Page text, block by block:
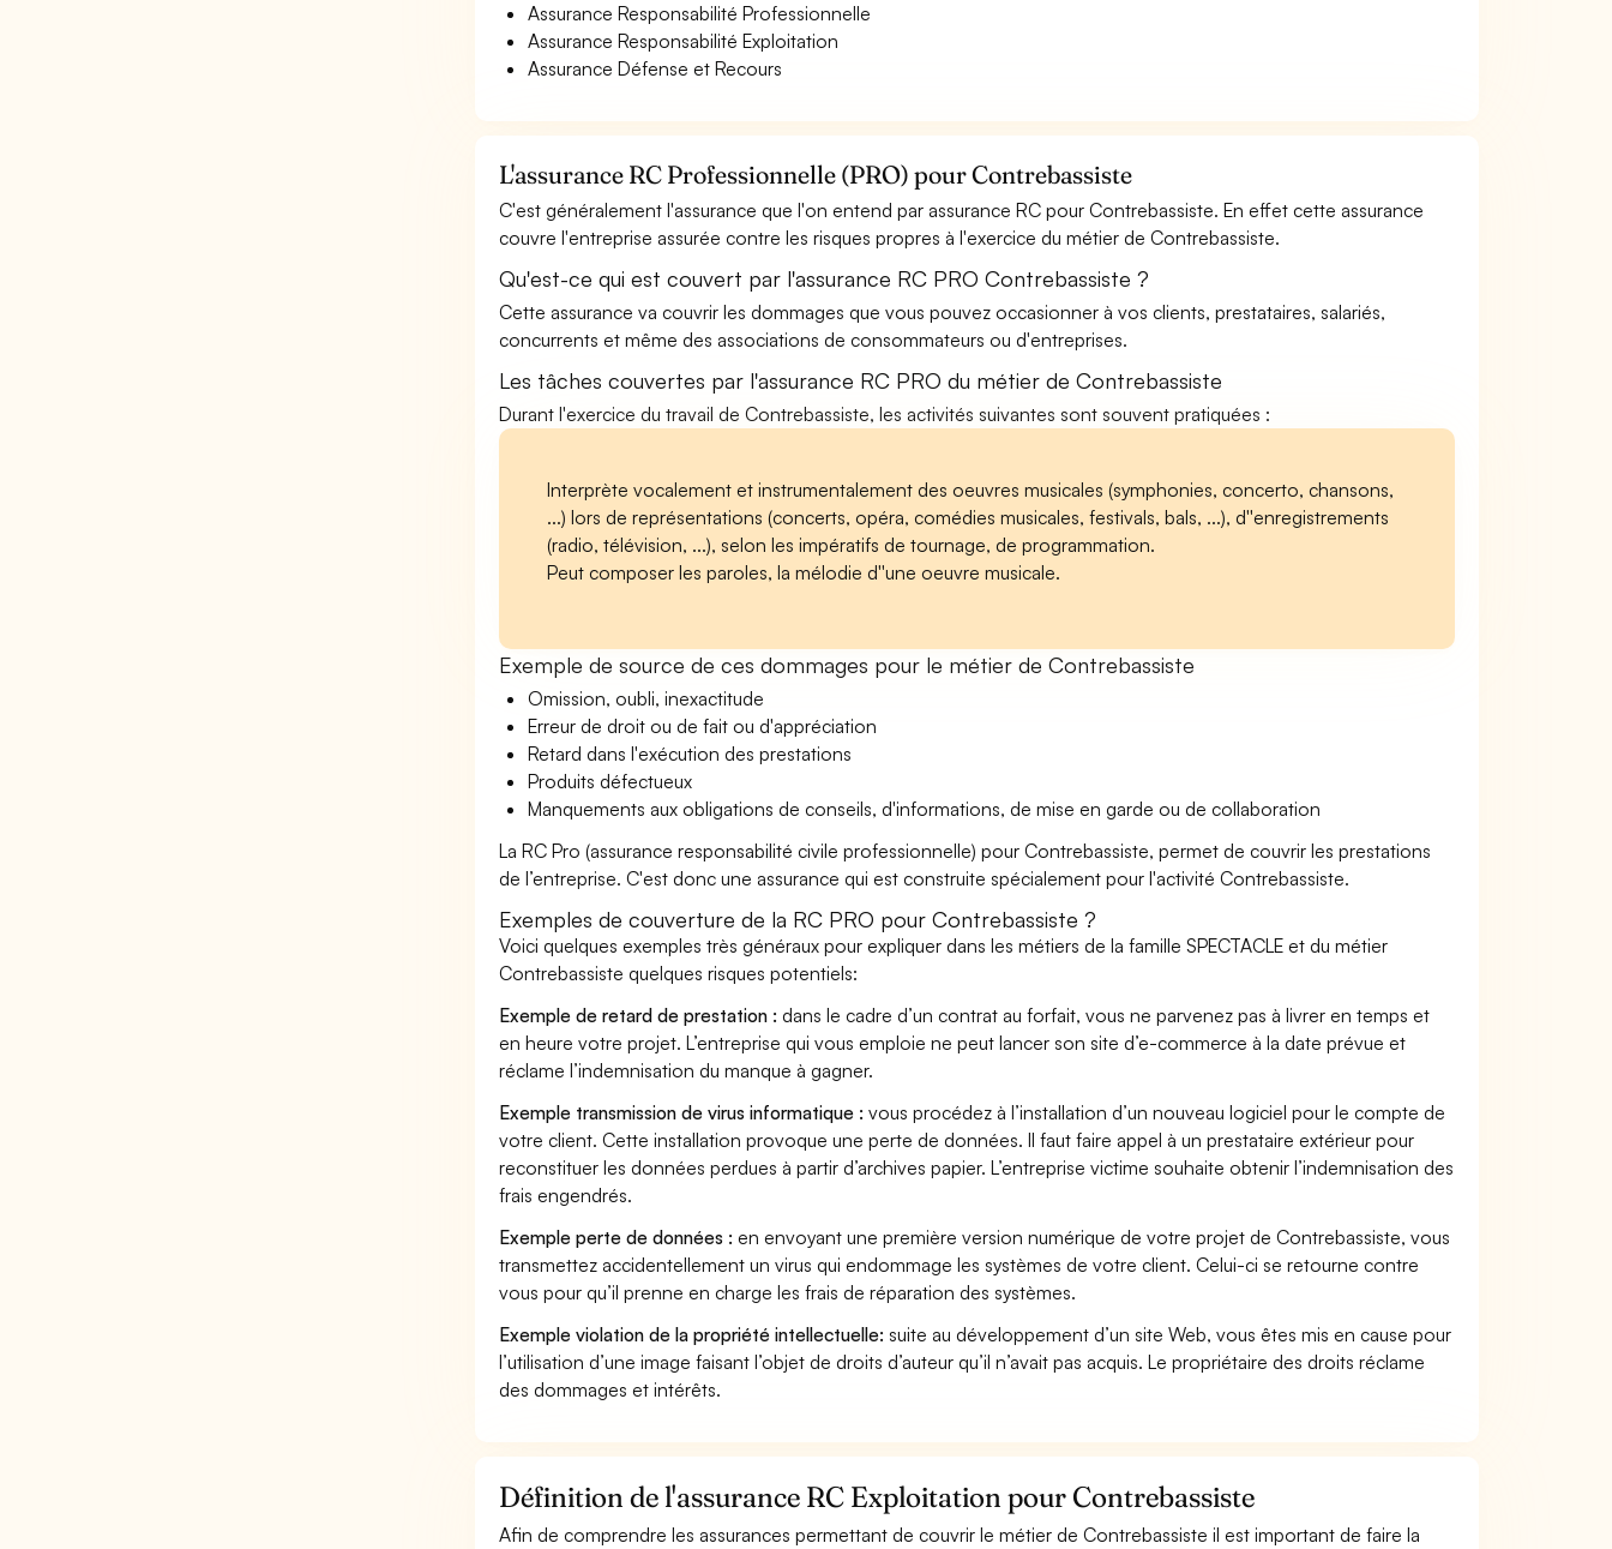
Assurance Responsabilité Professionnelle
Assurance Responsabilité Exploitation
Assurance Défense et Recours
L'assurance RC Professionnelle (PRO) pour Contrebassiste
C'est généralement l'assurance que l'on entend par assurance RC pour Contrebassiste. En effet cette assurance
couvre l'entreprise assurée contre les risques propres à l'exercice du métier de Contrebassiste.
Qu'est-ce qui est couvert par l'assurance RC PRO Contrebassiste ?
Cette assurance va couvrir les dommages que vous pouvez occasionner à vos clients, prestataires, salariés,
concurrents et même des associations de consommateurs ou d'entreprises.
Les tâches couvertes par l'assurance RC PRO du métier de Contrebassiste
Durant l'exercice du travail de Contrebassiste, les activités suivantes sont souvent pratiquées :
Interprète vocalement et instrumentalement des oeuvres musicales (symphonies, concerto, chansons,
...) lors de représentations (concerts, opéra, comédies musicales, festivals, bals, ...), d''enregistrements
(radio, télévision, ...), selon les impératifs de tournage, de programmation.
Peut composer les paroles, la mélodie d''une oeuvre musicale.
Exemple de source de ces dommages pour le métier de Contrebassiste
Omission, oubli, inexactitude
Erreur de droit ou de fait ou d'appréciation
Retard dans l'exécution des prestations
Produits défectueux
Manquements aux obligations de conseils, d'informations, de mise en garde ou de collaboration
La RC Pro (assurance responsabilité civile professionnelle) pour Contrebassiste, permet de couvrir les prestations
de l’entreprise. C'est donc une assurance qui est construite spécialement pour l'activité Contrebassiste.
Exemples de couverture de la RC PRO pour Contrebassiste ?
Voici quelques exemples très généraux pour expliquer dans les métiers de la famille SPECTACLE et du métier
Contrebassiste quelques risques potentiels:
Exemple de retard de prestation : dans le cadre d’un contrat au forfait, vous ne parvenez pas à livrer en temps et
en heure votre projet. L’entreprise qui vous emploie ne peut lancer son site d’e-commerce à la date prévue et
réclame l’indemnisation du manque à gagner.
Exemple transmission de virus informatique : vous procédez à l’installation d’un nouveau logiciel pour le compte de
votre client. Cette installation provoque une perte de données. Il faut faire appel à un prestataire extérieur pour
reconstituer les données perdues à partir d’archives papier. L’entreprise victime souhaite obtenir l’indemnisation des
frais engendrés.
Exemple perte de données : en envoyant une première version numérique de votre projet de Contrebassiste, vous
transmettez accidentellement un virus qui endommage les systèmes de votre client. Celui-ci se retourne contre
vous pour qu’il prenne en charge les frais de réparation des systèmes.
Exemple violation de la propriété intellectuelle: suite au développement d’un site Web, vous êtes mis en cause pour
l’utilisation d’une image faisant l’objet de droits d’auteur qu’il n’avait pas acquis. Le propriétaire des droits réclame
des dommages et intérêts.
Définition de l'assurance RC Exploitation pour Contrebassiste
Afin de comprendre les assurances permettant de couvrir le métier de Contrebassiste il est important de faire la